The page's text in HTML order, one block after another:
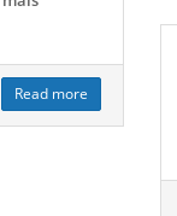
Read more